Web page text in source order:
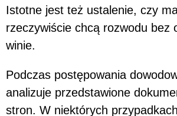
Istotne jest też ustalenie, czy
rzeczywiście chcą rozwodu bez
winie.
Podczas postępowania
analizuje przedstawione
stron. W niektórych